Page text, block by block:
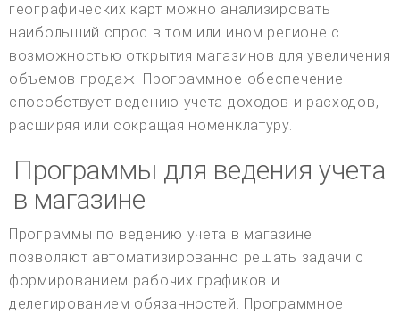
географических карт можно анализировать
наибольший спрос в том или ином регионе с
возможностью открытия магазинов для увеличения
объемов продаж. Программное обеспечение
способствует ведению учета доходов и расходов,
расширяя или сокращая номенклатуру.
Программы для ведения учета
в магазине
Программы по ведению учета в магазине
позволяют автоматизированно решать задачи с
формированием рабочих графиков и
делегированием обязанностей. Программное